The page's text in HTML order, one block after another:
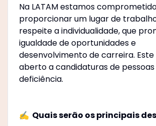
Na LATAM estamos
proporcionar um lugar de
respeite a individualidade, que
igualdade de oportunidades e
desenvolvimento de carreira.
aberto a candidaturas de
deficiência.
✍ ️ Quais serão os principais